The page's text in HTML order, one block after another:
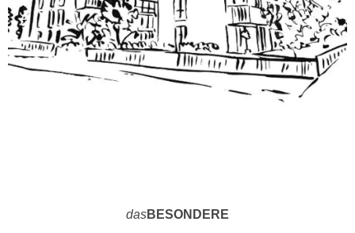
dasBESONDERE